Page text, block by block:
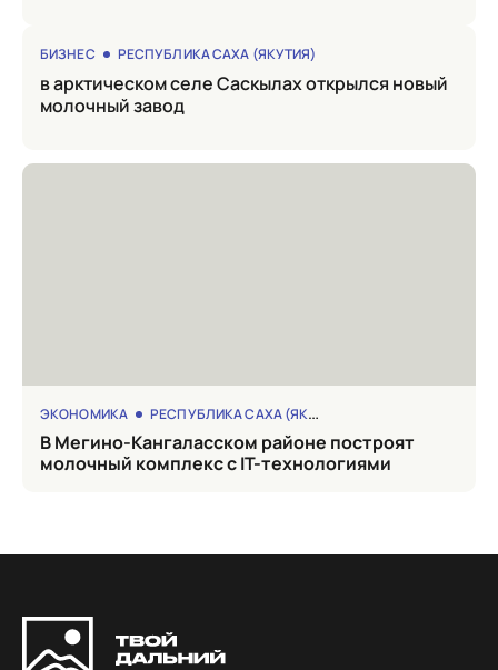
БИЗНЕС РЕСПУБЛИКА САХА (ЯКУТИЯ)
в арктическом селе Саскылах открылся новый
молочный завод
ЭКОНОМИКА РЕСПУБЛИКА САХА (ЯКУТИЯ)
в Мегино-Кангаласском районе построят
молочный комплекс с IT-технологиями